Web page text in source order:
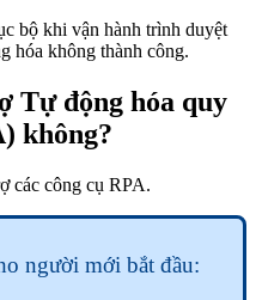
bộ khi vận hành trình duyệt
hóa không thành công.
Tự động hóa quy
không?
các công cụ RPA.
người mới bắt đầu: